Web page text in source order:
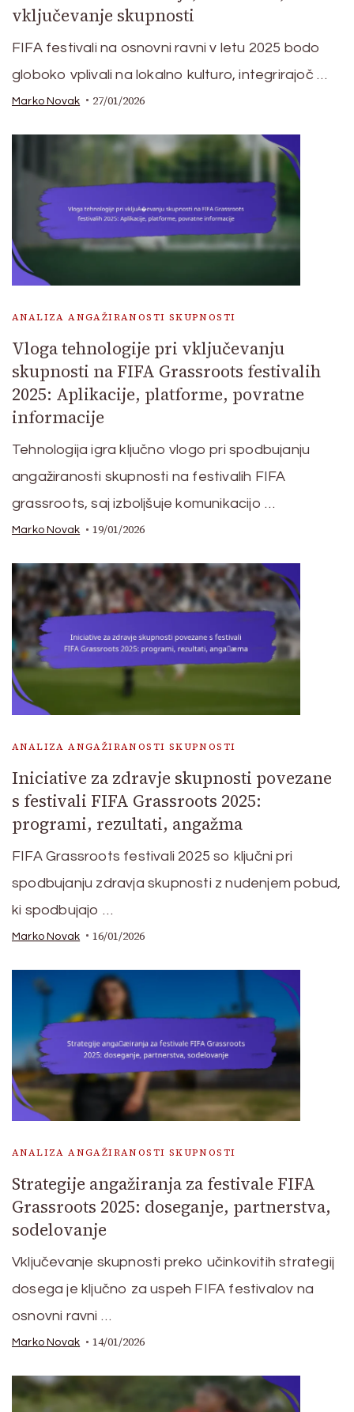
vključevanje skupnosti
FIFA festivali na osnovni ravni v letu 2025 bodo
globoko vplivali na lokalno kulturo, integrirajoč …
Marko Novak 27/01/2026
ANALIZA ANGAŽIRANOSTI SKUPNOSTI
Vloga tehnologije pri vključevanju
skupnosti na FIFA Grassroots festivalih
2025: Aplikacije, platforme, povratne
informacije
Tehnologija igra ključno vlogo pri spodbujanju
angažiranosti skupnosti na festivalih FIFA
grassroots, saj izboljšuje komunikacijo …
Marko Novak 19/01/2026
ANALIZA ANGAŽIRANOSTI SKUPNOSTI
Iniciative za zdravje skupnosti povezane
s festivali FIFA Grassroots 2025:
programi, rezultati, angažma
FIFA Grassroots festivali 2025 so ključni pri
spodbujanju zdravja skupnosti z nudenjem pobud,
ki spodbujajo …
Marko Novak 16/01/2026
ANALIZA ANGAŽIRANOSTI SKUPNOSTI
Strategije angažiranja za festivale FIFA
Grassroots 2025: doseganje, partnerstva,
sodelovanje
Vključevanje skupnosti preko učinkovitih strategij
dosega je ključno za uspeh FIFA festivalov na
osnovni ravni …
Marko Novak 14/01/2026